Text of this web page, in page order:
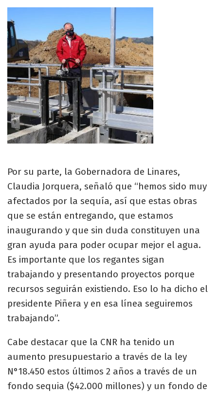
Por su parte, la Gobernadora de Linares,
Claudia Jorquera, señaló que “hemos sido muy
afectados por la sequía, así que estas obras
que se están entregando, que estamos
inaugurando y que sin duda constituyen una
gran ayuda para poder ocupar mejor el agua.
Es importante que los regantes sigan
trabajando y presentando proyectos porque
recursos seguirán existiendo. Eso lo ha dicho el
presidente Piñera y en esa línea seguiremos
trabajando”.
Cabe destacar que la CNR ha tenido un
aumento presupuestario a través de la ley
N°18.450 estos últimos 2 años a través de un
fondo sequia ($42.000 millones) y un fondo de